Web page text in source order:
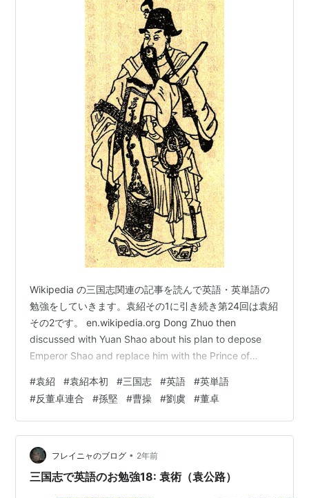
Wikipedia の三国志関連の記事を読んで英語・英単語の
勉強をしていきます。袁紹その1に引き続き第24回は袁紹
その2です。 en.wikipedia.org Dong Zhuo then
discussed with Yuan Shao about his plan to depose
Emperor Shao and replace him with the Prince of
the two deteriorated and Yuan Shao fled from Luoyang
t…
#袁紹 #袁紹本初 #三国志 #英語 #英単語
#反董卓連合 #孫堅 #曹操 #劉虞 #董卓
フレイニャのブログ • 2年前
三国志で英語のお勉強18: 袁術（袁公路）